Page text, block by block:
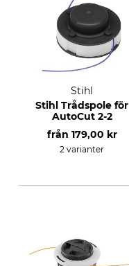
Stihl
Stihl Trådspole för
AutoCut 2-2
från 179,00 kr
2 varianter